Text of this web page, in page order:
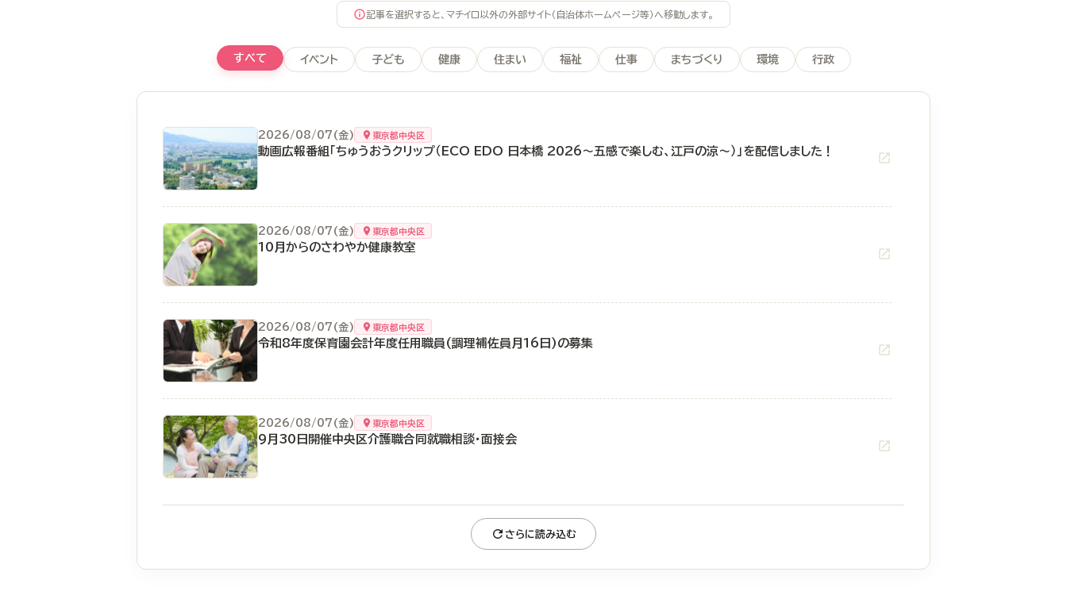
記事を選択すると、マチイロ以外の外部サイト（自治体ホームページ等）へ移動します。
すべて イベント 子ども 健康 住まい 福祉 仕事 まちづくり 環境 行政
2026/08/07(金) 東京都中央区
動画広報番組「ちゅうおうクリップ（ECO EDO 日本橋 2026～五感で楽しむ、江戸の涼～）」を配信しました！
2026/08/07(金) 東京都中央区
10月からのさわやか健康教室
2026/08/07(金) 東京都中央区
令和8年度保育園会計年度任用職員(調理補佐員月16日)の募集
2026/08/07(金) 東京都中央区
9月30日開催中央区介護職合同就職相談・面接会
さらに読み込む